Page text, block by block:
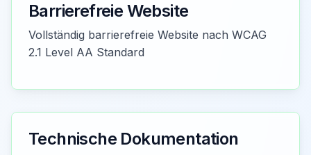
Barrierefreie Website
Vollständig barrierefreie Website nach WCAG
2.1 Level AA Standard
Technische Dokumentation